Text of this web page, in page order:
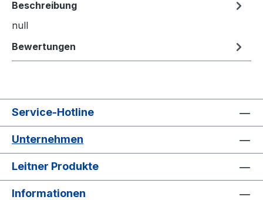
Beschreibung
null
Bewertungen
Service-Hotline
Unternehmen
Leitner Produkte
Informationen